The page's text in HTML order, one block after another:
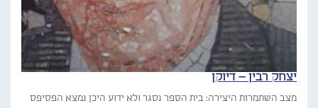
יצחק רבין – דיוקן
מצב השתמרות היצירה: בית הספר נסגר ולא ידוע היכן נמצא הפסיפס